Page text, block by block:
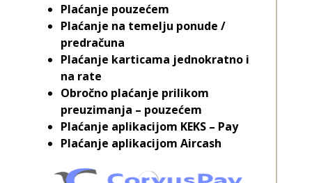
Plaćanje pouzećem
Plaćanje na temelju ponude /
predračuna
Plaćanje karticama jednokratno i
na rate
Obročno plaćanje prilikom
preuzimanja – pouzećem
Plaćanje aplikacijom KEKS – Pay
Plaćanje aplikacijom Aircash